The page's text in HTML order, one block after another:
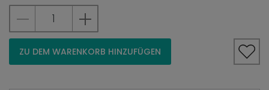
ZU DEM WARENKORB HINZUFÜGEN